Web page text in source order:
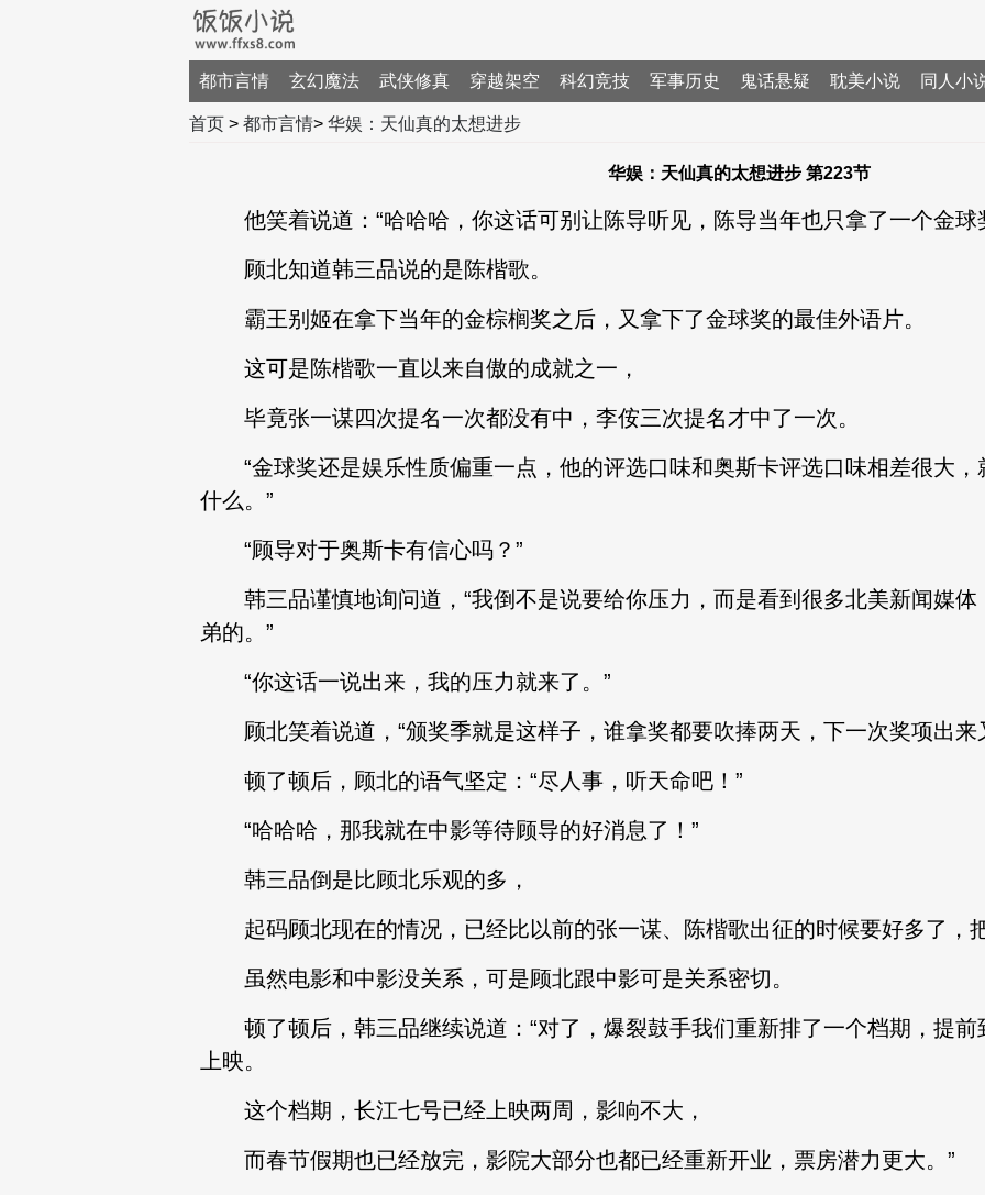
都市言情 玄幻魔法 武侠修真 穿越架空 科幻竞技 军事历史 鬼话悬疑 耽美小说 同人小
首页 > 都市言情> 华娱：天仙真的太想进步
华娱：天仙真的太想进步 第223节
他笑着说道：“哈哈哈，你这话可别让陈导听见，陈导当年也只拿了一个金球
顾北知道韩三品说的是陈楷歌。
霸王别姬在拿下当年的金棕榈奖之后，又拿下了金球奖的最佳外语片。
这可是陈楷歌一直以来自傲的成就之一，
毕竟张一谋四次提名一次都没有中，李侒三次提名才中了一次。
“金球奖还是娱乐性质偏重一点，他的评选口味和奥斯卡评选口味相差很大，
什么。”
“顾导对于奥斯卡有信心吗？”
韩三品谨慎地询问道，“我倒不是说要给你压力，而是看到很多北美新闻媒体
弟的。”
“你这话一说出来，我的压力就来了。”
顾北笑着说道，“颁奖季就是这样子，谁拿奖都要吹捧两天，下一次奖项出来
顿了顿后，顾北的语气坚定：“尽人事，听天命吧！”
“哈哈哈，那我就在中影等待顾导的好消息了！”
韩三品倒是比顾北乐观的多，
起码顾北现在的情况，已经比以前的张一谋、陈楷歌出征的时候要好多了，把
虽然电影和中影没关系，可是顾北跟中影可是关系密切。
顿了顿后，韩三品继续说道：“对了，爆裂鼓手我们重新排了一个档期，提前
上映。
这个档期，长江七号已经上映两周，影响不大，
而春节假期也已经放完，影院大部分也都已经重新开业，票房潜力更大。”